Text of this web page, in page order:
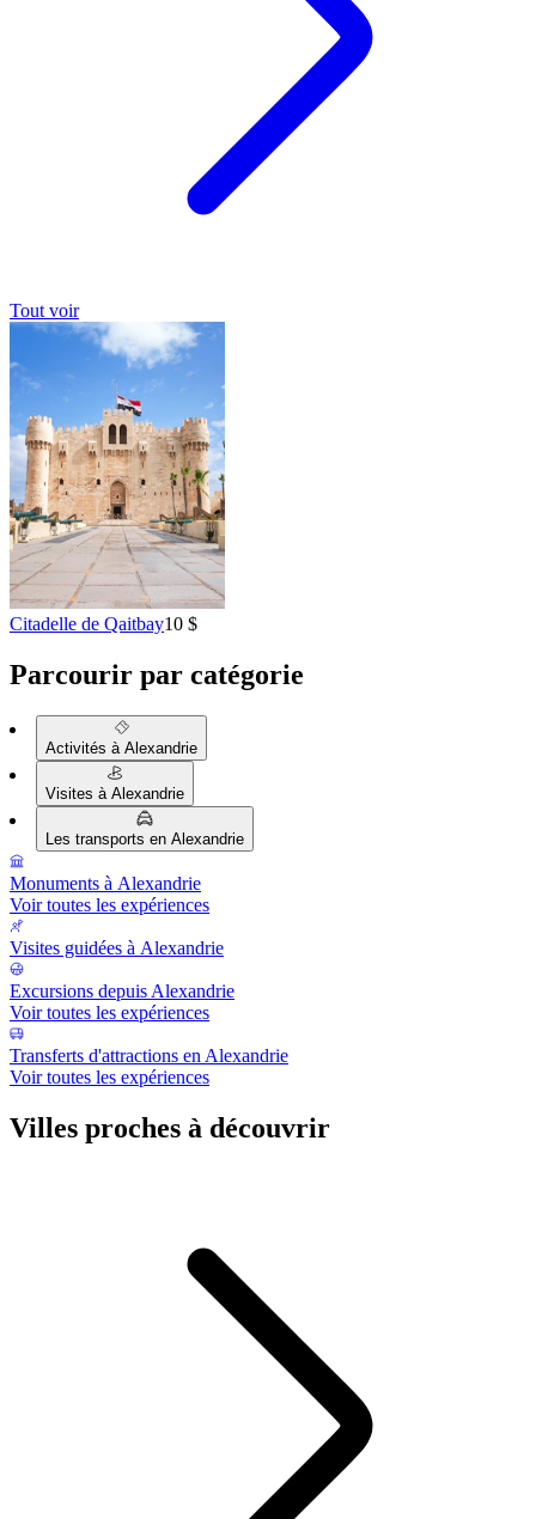
Tout voir
Citadelle de Qaitbay10 $
Parcourir par catégorie
Activités à Alexandrie
Visites à Alexandrie
Les transports en Alexandrie
Monuments à Alexandrie
Voir toutes les expériences
Visites guidées à Alexandrie
Excursions depuis Alexandrie
Voir toutes les expériences
Transferts d'attractions en Alexandrie
Voir toutes les expériences
Villes proches à découvrir